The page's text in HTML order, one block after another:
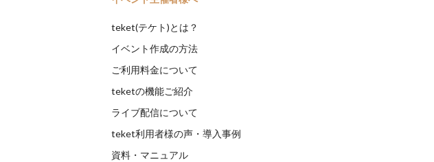
teket(テケト)とは？
イベント作成の方法
ご利用料金について
teketの機能ご紹介
ライブ配信について
teket利用者様の声・導入事例
資料・マニュアル